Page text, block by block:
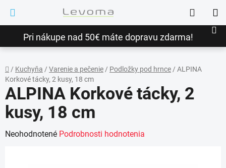
obsah
Pri nákupe nad 50€ máte dopravu zdarma!
Hľadať
Domov
/ Kuchyňa / Varenie a pečenie/ Podložky pod hrnce/ ALPINA
Korkové tácky, 2 kusy, 18 cm
ALPINA Korkové tácky, 2
kusy, 18 cm
Priemerné
Neohodnotené Podrobnosti hodnotenia